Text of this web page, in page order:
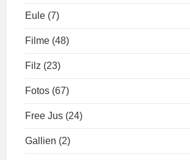
Eule (7)
Filme (48)
Filz (23)
Fotos (67)
Free Jus (24)
Gallien (2)